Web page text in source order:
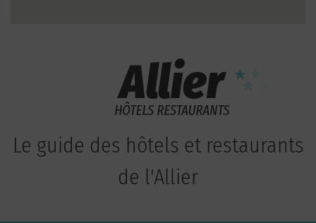
Le guide des hôtels et restaurants
de l'Allier